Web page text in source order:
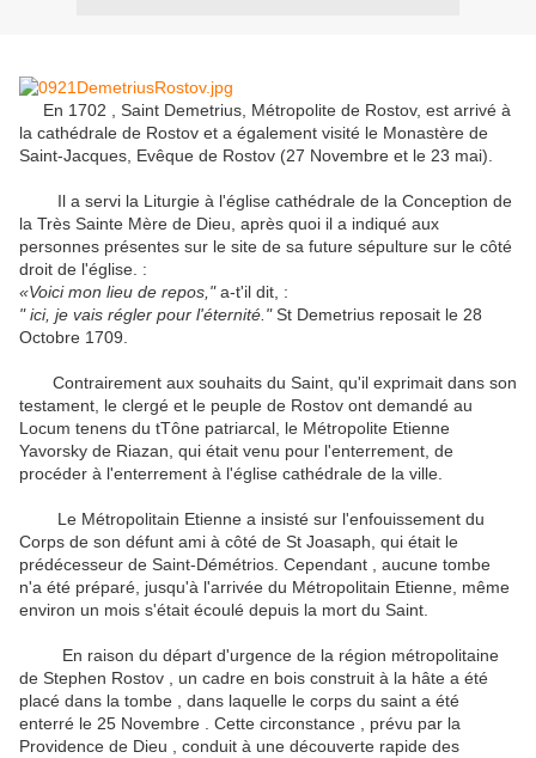
En 1702 , Saint Demetrius, Métropolite de Rostov, est arrivé à
la cathédrale de Rostov et a également visité le Monastère de
Saint-Jacques, Evêque de Rostov (27 Novembre et le 23 mai).
Il a servi la Liturgie à l'église cathédrale de la Conception de
la Très Sainte Mère de Dieu, après quoi il a indiqué aux
personnes présentes sur le site de sa future sépulture sur le côté
droit de l'église. :
«Voici mon lieu de repos,"a-t'il dit, :
" ici, je vais régler pour l'éternité."St Demetrius reposait le 28
Octobre 1709.
Contrairement aux souhaits du Saint, qu'il exprimait dans son
testament, le clergé et le peuple de Rostov ont demandé au
Locum tenens du tTône patriarcal, le Métropolite Etienne
Yavorsky de Riazan, qui était venu pour l'enterrement, de
procéder à l'enterrement à l'église cathédrale de la ville.
Le Métropolitain Etienne a insisté sur l'enfouissement du
Corps de son défunt ami à côté de St Joasaph, qui était le
prédécesseur de Saint-Démétrios. Cependant , aucune tombe
n'a été préparé, jusqu'à l'arrivée du Métropolitain Etienne, même
environ un mois s'était écoulé depuis la mort du Saint.
En raison du départ d'urgence de la région métropolitaine
de Stephen Rostov , un cadre en bois construit à la hâte a été
placé dans la tombe , dans laquelle le corps du saint a été
enterré le 25 Novembre .
Cette circonstance , prévu par la
Providence de Dieu , conduit à une découverte rapide des